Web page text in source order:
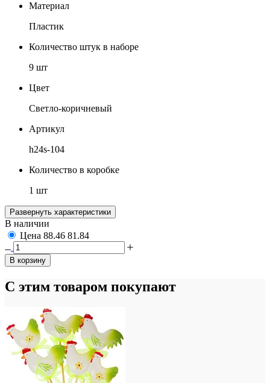
Материал
Пластик
Количество штук в наборе
9 шт
Цвет
Светло-коричневый
Артикул
h24s-104
Количество в коробке
1 шт
Развернуть характеристики
В наличии
Цена 88.46 81.84
В корзину
С этим товаром покупают